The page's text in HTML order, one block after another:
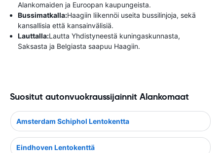
Alankomaiden ja Euroopan kaupungeista.
Bussimatkalla:Haagiin liikennöi useita bussilinjoja, sekä
kansallisia että kansainvälisiä.
Lauttalla:Lautta Yhdistyneestä kuningaskunnasta,
Saksasta ja Belgiasta saapuu Haagiin.
Suositut autonvuokraussijainnit Alankomaat
Amsterdam Schiphol Lentokentta
Eindhoven Lentokenttä